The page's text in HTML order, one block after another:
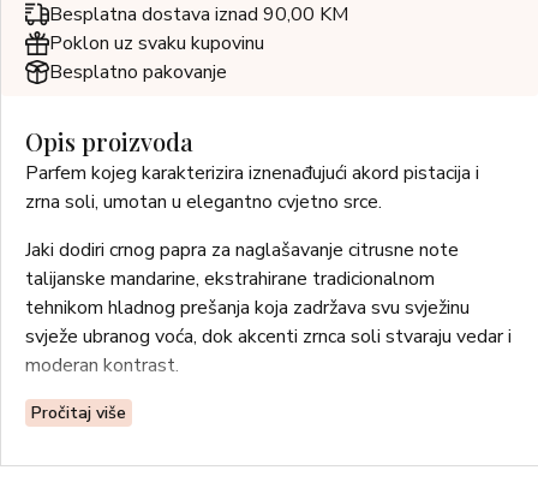
Besplatna dostava iznad 90,00 KM
Poklon uz svaku kupovinu
Besplatno pakovanje
Opis proizvoda
Parfem kojeg karakterizira iznenađujući akord pistacija i
zrna soli, umotan u elegantno cvjetno srce.
Jaki dodiri crnog papra za naglašavanje citrusne note
talijanske mandarine, ekstrahirane tradicionalnom
tehnikom hladnog prešanja koja zadržava svu svježinu
svježe ubranog voća, dok akcenti zrnca soli stvaraju vedar i
moderan kontrast.
Note Pistachio STT , zarobljenog sastojka koji evocira
slatkim tonovima heliotropa i elegantnim aspektima
Pročitaj više